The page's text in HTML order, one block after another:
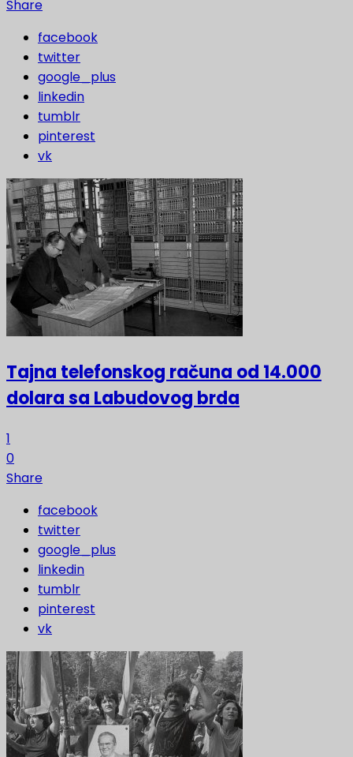
Share
facebook
twitter
google_plus
linkedin
tumblr
pinterest
vk
Tajna telefonskog računa od 14.000
dolara sa Labudovog brda
1
0
Share
facebook
twitter
google_plus
linkedin
tumblr
pinterest
vk